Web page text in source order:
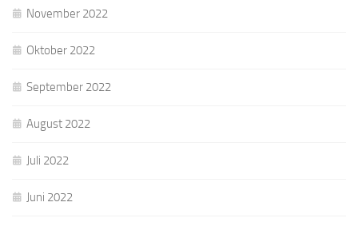
November 2022
Oktober 2022
September 2022
August 2022
Juli 2022
Juni 2022